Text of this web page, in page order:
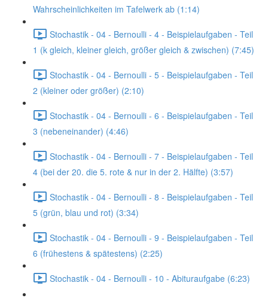
Wahrscheinlichkeiten im Tafelwerk ab (1:14)
Stochastik - 04 - Bernoulli - 4 - Beispielaufgaben - Teil
1 (k gleich, kleiner gleich, größer gleich & zwischen) (7:45)
Stochastik - 04 - Bernoulli - 5 - Beispielaufgaben - Teil
2 (kleiner oder größer) (2:10)
Stochastik - 04 - Bernoulli - 6 - Beispielaufgaben - Teil
3 (nebeneinander) (4:46)
Stochastik - 04 - Bernoulli - 7 - Beispielaufgaben - Teil
4 (bei der 20. die 5. rote & nur in der 2. Hälfte) (3:57)
Stochastik - 04 - Bernoulli - 8 - Beispielaufgaben - Teil
5 (grün, blau und rot) (3:34)
Stochastik - 04 - Bernoulli - 9 - Beispielaufgaben - Teil
6 (frühestens & spätestens) (2:25)
Stochastik - 04 - Bernoulli - 10 - Abituraufgabe (6:23)